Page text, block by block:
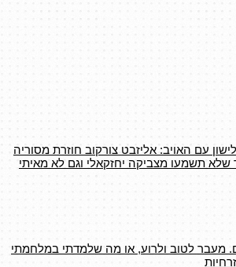
קדושות] פרק 60. לישון עם האויב: אליזבט צורקוב חוזרת מסוריה
שלא תשמעו מצביקה יחזקאלי וגם לא מאיתי
מעבר לטוב ולרוע, או מה שלמדתי במלחמתי